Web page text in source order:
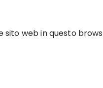
sito web in questo